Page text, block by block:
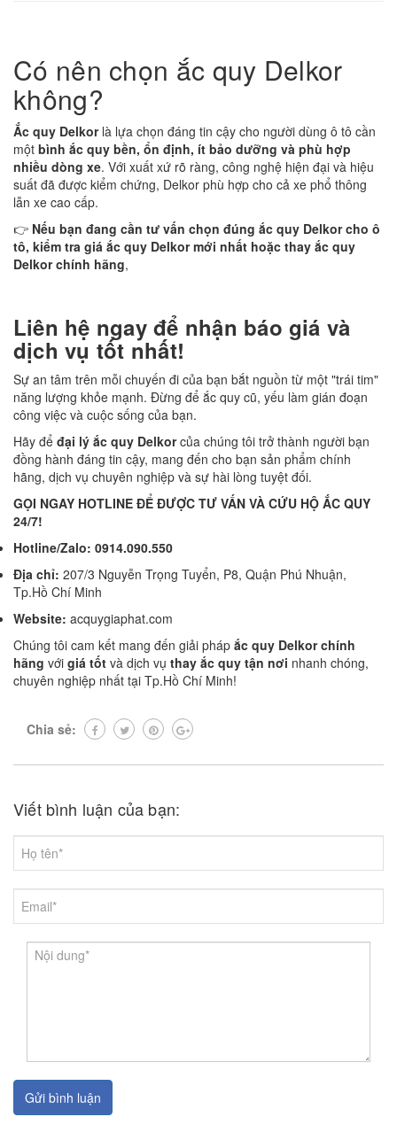
Có nên chọn ắc quy Delkor
không?
Ắc quy Delkorlà lựa chọn đáng tin cậy cho người dùng ô tô cần
một bình ắc quy bền, ổn định, ít bảo dưỡng và phù hợp
nhiều dòng xe. Với xuất xứ rõ ràng, công nghệ hiện đại và hiệu
suất đã được kiểm chứng, Delkor phù hợp cho cả xe phổ thông
lẫn xe cao cấp.
👉 Nếu bạn đang cần tư vấn chọn đúng ắc quy Delkor cho ô
tô, kiểm tra giá ắc quy Delkor mới nhất hoặc thay ắc quy
Delkor chính hãng,
Liên hệ ngay để nhận báo giá và
dịch vụ tốt nhất!
Sự an tâm trên mỗi chuyến đi của bạn bắt nguồn từ một "trái tim"
năng lượng khỏe mạnh. Đừng để ắc quy cũ, yếu làm gián đoạn
công việc và cuộc sống của bạn.
Hãy để đại lý ắc quy Delkorcủa chúng tôi trở thành người bạn
đồng hành đáng tin cậy, mang đến cho bạn sản phẩm chính
hãng, dịch vụ chuyên nghiệp và sự hài lòng tuyệt đối.
GỌI NGAY HOTLINE ĐỂ ĐƯỢC TƯ VẤN VÀ CỨU HỘ ẮC QUY
24/7!
Hotline/Zalo: 0914.090.550
Địa chỉ: 207/3 Nguyễn Trọng Tuyển, P8, Quận Phú Nhuận,
Tp.Hồ Chí Minh
Website: acquygiaphat.com
Chúng tôi cam kết mang đến giải pháp ắc quy Delkor chính
hãng với giá tốt và dịch vụ thay ắc quy tận nơi nhanh chóng,
chuyên nghiệp nhất tại Tp.Hồ Chí Minh!
Chia sẻ:
Viết bình luận của bạn:
Gửi bình luận